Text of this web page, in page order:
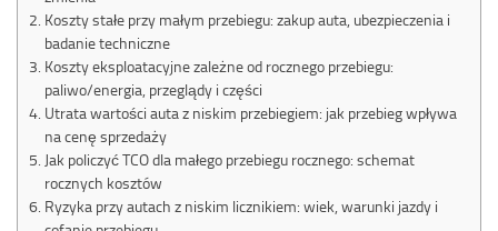
Koszty stałe przy małym przebiegu: zakup auta, ubezpieczenia i
badanie techniczne
Koszty eksploatacyjne zależne od rocznego przebiegu:
paliwo/energia, przeglądy i części
Utrata wartości auta z niskim przebiegiem: jak przebieg wpływa
na cenę sprzedaży
Jak policzyć TCO dla małego przebiegu rocznego: schemat
rocznych kosztów
Ryzyka przy autach z niskim licznikiem: wiek, warunki jazdy i